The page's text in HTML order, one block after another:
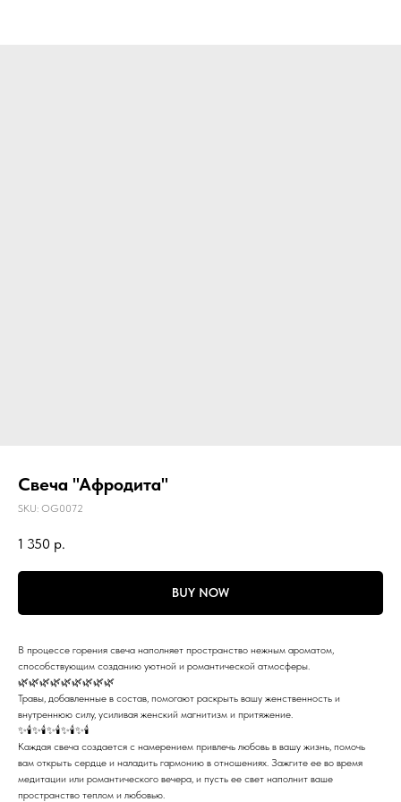
Свеча "Афродита"
SKU: OG0072
1 350 р.
BUY NOW
В процессе горения свеча наполняет пространство нежным ароматом,
способствующим созданию уютной и романтической атмосферы.
🌿🌿🌿🌿🌿🌿🌿🌿🌿
Травы, добавленные в состав, помогают раскрыть вашу женственность и
внутреннюю силу, усиливая женский магнитизм и притяжение.
✨🕯️✨🕯️✨🕯️✨🕯️✨🕯️
Каждая свеча создается с намерением привлечь любовь в вашу жизнь, помочь
вам открыть сердце и наладить гармонию в отношениях. Зажгите ее во время
медитации или романтического вечера, и пусть ее свет наполнит ваше
пространство теплом и любовью.